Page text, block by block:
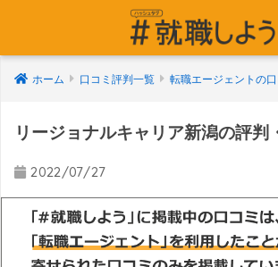
ホーム 口コミ評判一覧 転職エージェントの口
リージョナルキャリア新潟の評判
2022/07/27